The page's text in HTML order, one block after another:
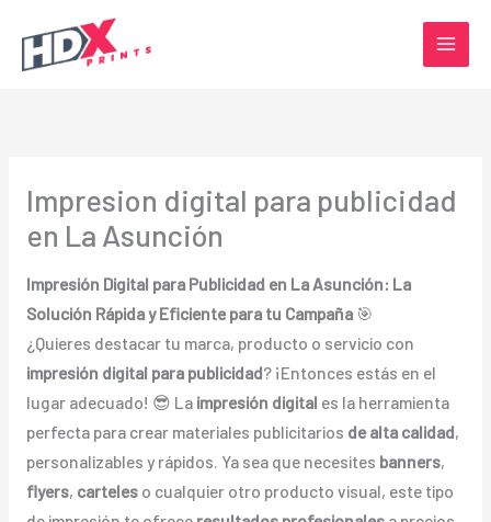
contenido
Impresion digital para publicidad
en La Asunción
Impresión Digital para Publicidad en La Asunción: La
Solución Rápida y Eficiente para tu Campaña🎯
¿Quieres destacar tu marca, producto o servicio con
impresión digital para publicidad? ¡Entonces estás en el
lugar adecuado! 😎 La impresión digital es la herramienta
perfecta para crear materiales publicitarios de alta calidad,
personalizables y rápidos. Ya sea que necesites banners,
flyers, carteleso cualquier otro producto visual, este tipo